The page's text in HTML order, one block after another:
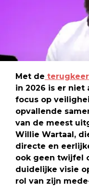
Met de
in 2026 is er niet
focus op
opvallende
van de meest
Willie Wartaal,
directe en
ook geen twijfel
duidelijke visie
rol van zijn